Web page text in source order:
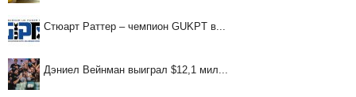
Стюарт Раттер – чемпион GUKPT в...
Дэниел Вейнман выиграл $12,1 мил...